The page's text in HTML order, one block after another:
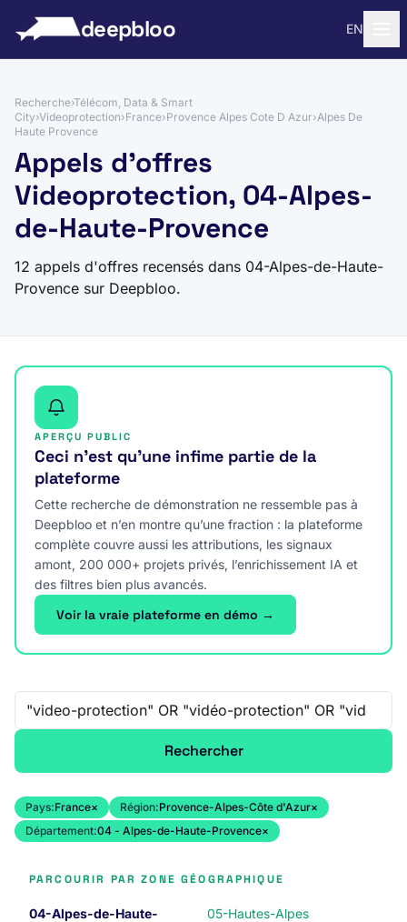
deepbloo EN
Recherche›Télécom, Data & Smart
City›Videoprotection›France›Provence Alpes Cote D Azur›Alpes De
Haute Provence
Appels d'offres
Videoprotection, 04-Alpes-
de-Haute-Provence
12 appels d'offres recensés dans 04-Alpes-de-Haute-
Provence sur Deepbloo.
APERÇU PUBLIC
Ceci n’est qu’une infime partie de la
plateforme
Cette recherche de démonstration ne ressemble pas à
Deepbloo et n’en montre qu’une fraction : la plateforme
complète couvre aussi les attributions, les signaux
amont, 200 000+ projets privés, l’enrichissement IA et
des filtres bien plus avancés.
Voir la vraie plateforme en démo →
Recherche libre
Rechercher
Pays:France× Région:Provence-Alpes-Côte d'Azur×
Département:04 - Alpes-de-Haute-Provence×
PARCOURIR PAR ZONE GÉOGRAPHIQUE
04-Alpes-de-Haute-
05-Hautes-Alpes